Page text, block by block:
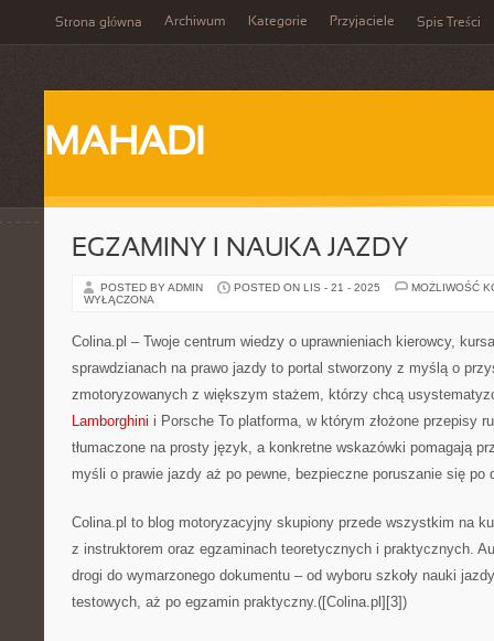
Strona główna Archiwum Kategorie Przyjaciele Spis Treści
MAHADI
EGZAMINY I NAUKA JAZDY
POSTED BY ADMIN POSTED ON LIS - 21 - 2025
MOŻLIWOŚĆ
WYŁĄCZONA
Colina.pl – Twoje centrum wiedzy o uprawnieniach kierowcy,
sprawdzianach na prawo jazdy to portal stworzony z myślą o
zmotoryzowanych z większym stażem, którzy chcą
Lamborghini i Porsche To platforma, w którym złożone przepisy
tłumaczone na prosty język, a konkretne wskazówki pomagają
myśli o prawie jazdy aż po pewne, bezpieczne poruszanie się po
Colina.pl to blog motoryzacyjny skupiony przede wszystkim na
z instruktorem oraz egzaminach teoretycznych i praktycznych.
drogi do wymarzonego dokumentu – od wyboru szkoły nauki
testowych, aż po egzamin praktyczny.([Colina.pl][3])